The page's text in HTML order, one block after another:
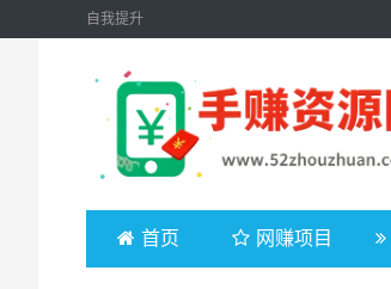
自我提升
首页 网赚项目